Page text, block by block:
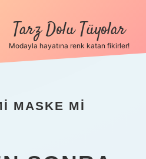
Tarz Dolu Tüyolar
Modayla hayatına renk katan fikirler!
MASKE MI